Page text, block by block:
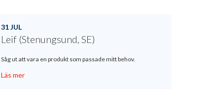
31 JUL
Leif (Stenungsund, SE)
Såg ut att vara en produkt som passade mitt behov.
Läs mer